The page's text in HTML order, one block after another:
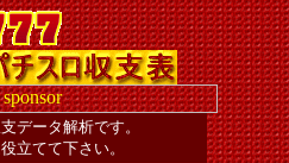
データ解析です。
立てて下さい。